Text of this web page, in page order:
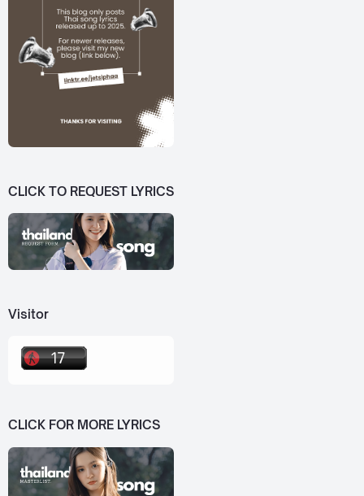
CLICK TO REQUEST LYRICS
Visitor
CLICK FOR MORE LYRICS